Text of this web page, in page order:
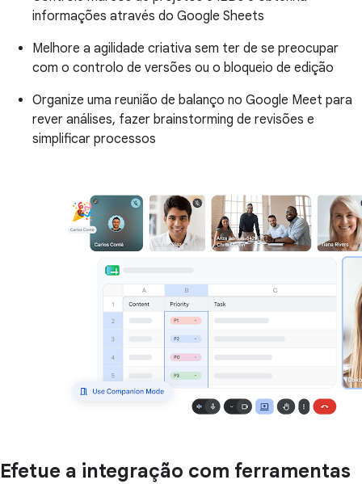
informações através do Google Sheets
Melhore a agilidade criativa sem ter de se preocupar
com o controlo de versões ou o bloqueio de edição
Organize uma reunião de balanço no Google Meet para
rever análises, fazer brainstorming de revisões e
simplificar processos
Efetue a integração com ferramentas